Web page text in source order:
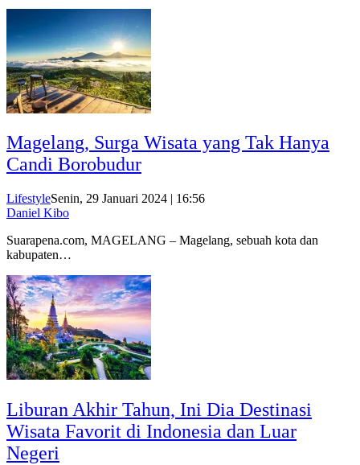
Magelang, Surga Wisata yang Tak Hanya
Candi Borobudur
LifestyleSenin, 29 Januari 2024 | 16:56
Daniel Kibo
Suarapena.com, MAGELANG – Magelang, sebuah kota dan
kabupaten…
Liburan Akhir Tahun, Ini Dia Destinasi
Wisata Favorit di Indonesia dan Luar
Negeri